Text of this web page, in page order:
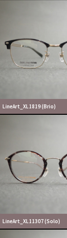
LineArt_XL1819 (Brio)
LineArt_XL11307 (Solo)